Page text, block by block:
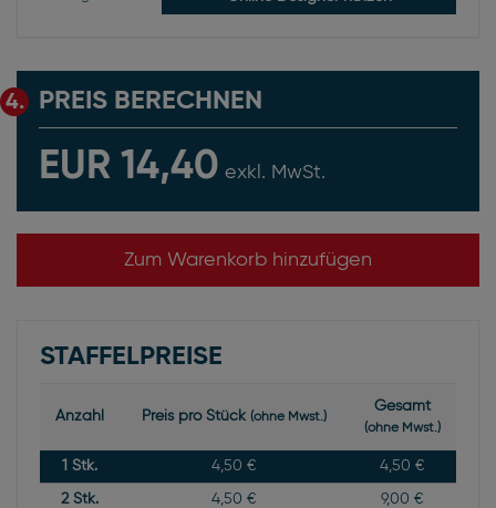
4. PREIS BERECHNEN
EUR 14,40 exkl. MwSt.
Zum Warenkorb hinzufügen
STAFFELPREISE
Anzahl Preis pro Stück (ohne Mwst.)
Gesamt
(ohne Mwst.)
1 Stk. 4,50 € 4,50 €
2 Stk. 4,50 € 9,00 €